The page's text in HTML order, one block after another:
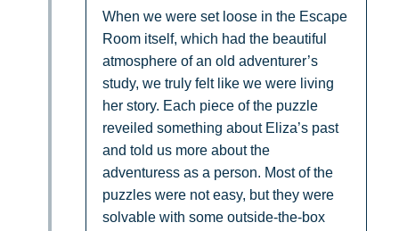
When we were set loose in the Escape
Room itself, which had the beautiful
atmosphere of an old adventurer’s
study, we truly felt like we were living
her story. Each piece of the puzzle
reveiled something about Eliza’s past
and told us more about the
adventuress as a person. Most of the
puzzles were not easy, but they were
solvable with some outside-the-box